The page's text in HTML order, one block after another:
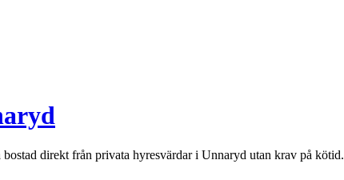
direkt från privata hyresvärdar i Unnaryd utan krav på kötid.